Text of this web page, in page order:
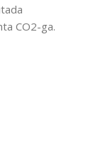
CO2-ga.